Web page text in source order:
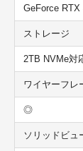
GeForce RTX
ストレージ
2TB NVMe対
ワイヤーフレ
◎
ソリッドビュ